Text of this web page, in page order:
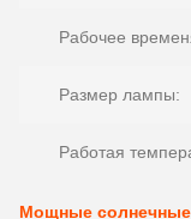
Рабочее
Размер лампы:
Работая
Мощные